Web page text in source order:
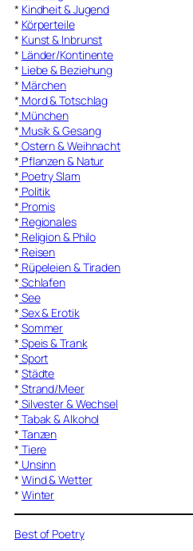
* Kindheit & Jugend
* Körperteile
* Kunst & Inbrunst
* Länder/Kontinente
* Liebe & Beziehung
* Märchen
* Mord & Totschlag
* München
* Musik & Gesang
* Ostern & Weihnacht
* Pflanzen & Natur
* Poetry Slam
* Politik
* Promis
* Regionales
* Religion & Philo
* Reisen
* Rüpeleien & Tiraden
* Schlafen
* See
* Sex & Erotik
* Sommer
* Speis & Trank
* Sport
* Städte
* Strand/Meer
* Silvester & Wechsel
* Tabak & Alkohol
* Tanzen
* Tiere
* Unsinn
* Wind & Wetter
* Winter
Best of Poetry